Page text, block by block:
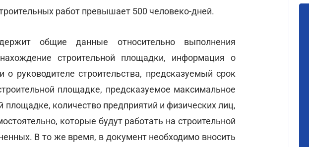
работ превышает 500 человеко-дней.
общие данные относительно выполнения
строительной площадки, информация о
руководителе строительства, предсказуемый срок
площадке, предсказуемое максимальное
площадке, количество предприятий и физических лиц,
которые будут работать на строительной
В то же время, в документ необходимо вносить